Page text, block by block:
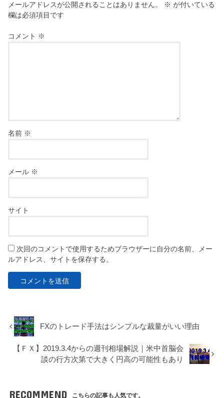
メールアドレスが公開されることはありません。 ※ が付いている
欄は必須項目です
コメント ※
名前 ※
メール ※
サイト
次回のコメントで使用するためブラウザーに自分の名前、メー
ルアドレス、サイトを保存する。
FXのトレード手法はシンプルな裁量がいい理由
【ＦＸ】2019.3.4からの週刊相場解説｜米中首脳会
談の行方次第で大きく円高の可能性もあり
RECOMMEND こちらの記事も人気です。